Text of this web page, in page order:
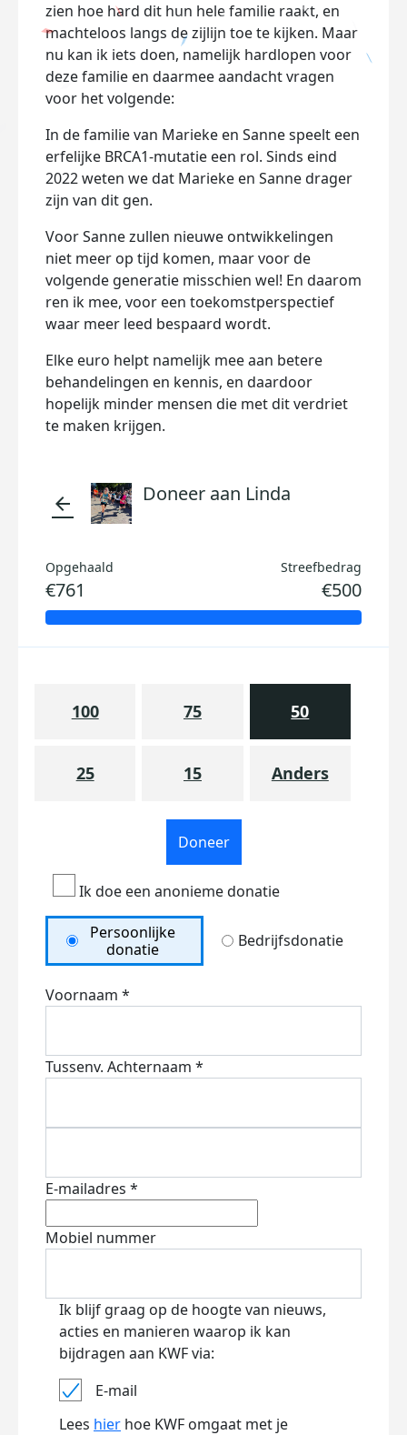
zien hoe hard dit hun hele familie raakt, en
machteloos langs de zijlijn toe te kijken. Maar
nu kan ik iets doen, namelijk hardlopen voor
deze familie en daarmee aandacht vragen
voor het volgende:
In de familie van Marieke en Sanne speelt een
erfelijke BRCA1-mutatie een rol. Sinds eind
2022 weten we dat Marieke en Sanne drager
zijn van dit gen.
Voor Sanne zullen nieuwe ontwikkelingen
niet meer op tijd komen, maar voor de
volgende generatie misschien wel! En daarom
ren ik mee, voor een toekomstperspectief
waar meer leed bespaard wordt.
Elke euro helpt namelijk mee aan betere
behandelingen en kennis, en daardoor
hopelijk minder mensen die met dit verdriet
te maken krijgen.
arrow_back Doneer aan Linda
Opgehaald
€761
Streefbedrag
€500
100 75 50
25 15 Anders
Doneer
Ik doe een anonieme donatie
Persoonlijke
donatie
Bedrijfsdonatie
Voornaam *
Tussenv. Achternaam *
E-mailadres *
Mobiel nummer
Ik blijf graag op de hoogte van nieuws,
acties en manieren waarop ik kan
bijdragen aan KWF via:
E-mail
Lees hier hoe KWF omgaat met je